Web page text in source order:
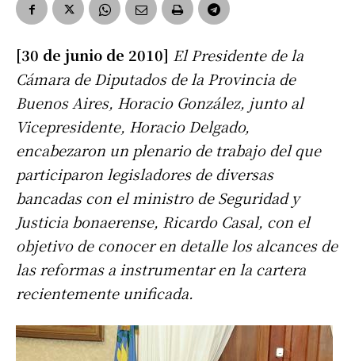
[30 de junio de 2010] El Presidente de la
Cámara de Diputados de la Provincia de
Buenos Aires, Horacio González, junto al
Vicepresidente, Horacio Delgado,
encabezaron un plenario de trabajo del que
participaron legisladores de diversas
bancadas con el ministro de Seguridad y
Justicia bonaerense, Ricardo Casal, con el
objetivo de conocer en detalle los alcances de
las reformas a instrumentar en la cartera
recientemente unificada.